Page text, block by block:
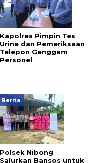
Kapolres Pimpin Tes
Urine dan Pemeriksaan
Telepon Genggam
Personel
Berita
Polsek Nibong
Salurkan Bansos untuk